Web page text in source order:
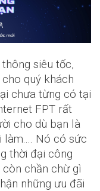
thông siêu tốc,
quý khách
chưa từng có tại
FPT rất
cho dù bạn là
làm.... Nó có sức
thời đại công
còn chần chừ gì
những ưu đãi